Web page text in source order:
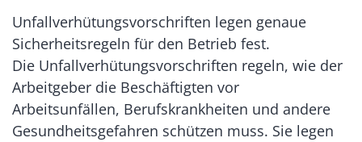
Unfallverhütungsvorschriften legen genaue
Sicherheitsregeln für den Betrieb fest.
Die Unfallverhütungsvorschriften regeln, wie der
Arbeitgeber die Beschäftigten vor
Arbeitsunfällen, Berufskrankheiten und andere
Gesundheitsgefahren schützen muss. Sie legen